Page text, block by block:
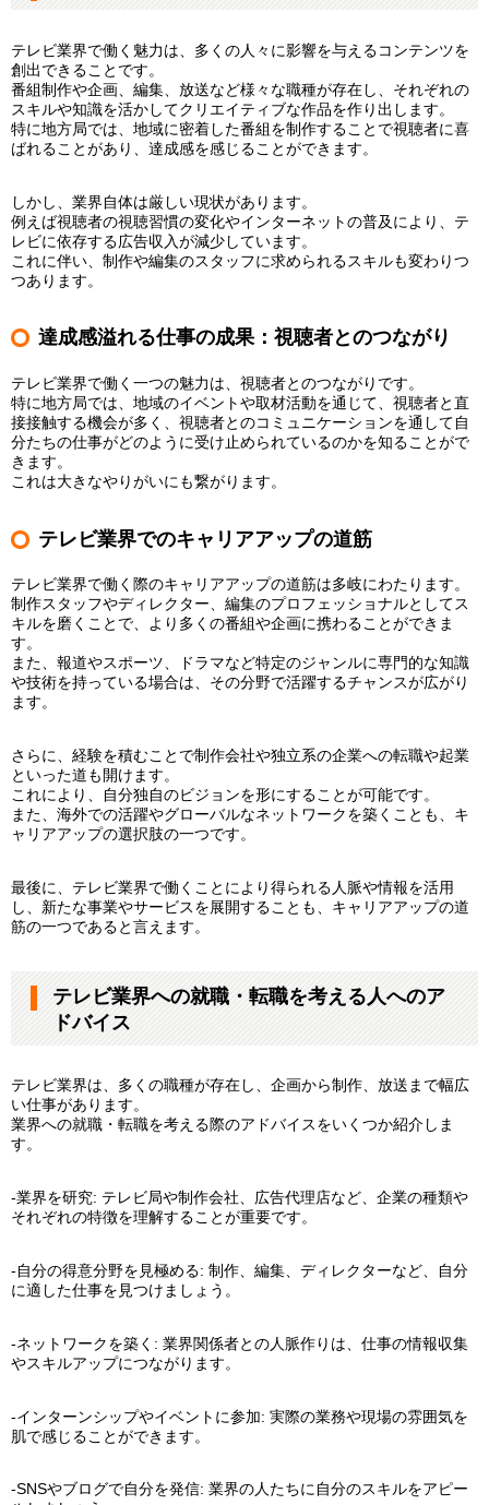
テレビ業界で働く魅力は、多くの人々に影響を与えるコンテンツを
創出できることです。
番組制作や企画、編集、放送など様々な職種が存在し、それぞれの
スキルや知識を活かしてクリエイティブな作品を作り出します。
特に地方局では、地域に密着した番組を制作することで視聴者に喜
ばれることがあり、達成感を感じることができます。
しかし、業界自体は厳しい現状があります。
例えば視聴者の視聴習慣の変化やインターネットの普及により、テ
レビに依存する広告収入が減少しています。
これに伴い、制作や編集のスタッフに求められるスキルも変わりつ
つあります。
達成感溢れる仕事の成果：視聴者とのつながり
テレビ業界で働く一つの魅力は、視聴者とのつながりです。
特に地方局では、地域のイベントや取材活動を通じて、視聴者と直
接接触する機会が多く、視聴者とのコミュニケーションを通して自
分たちの仕事がどのように受け止められているのかを知ることがで
きます。
これは大きなやりがいにも繋がります。
テレビ業界でのキャリアアップの道筋
テレビ業界で働く際のキャリアアップの道筋は多岐にわたります。
制作スタッフやディレクター、編集のプロフェッショナルとしてス
キルを磨くことで、より多くの番組や企画に携わることができま
す。
また、報道やスポーツ、ドラマなど特定のジャンルに専門的な知識
や技術を持っている場合は、その分野で活躍するチャンスが広がり
ます。
さらに、経験を積むことで制作会社や独立系の企業への転職や起業
といった道も開けます。
これにより、自分独自のビジョンを形にすることが可能です。
また、海外での活躍やグローバルなネットワークを築くことも、キ
ャリアアップの選択肢の一つです。
最後に、テレビ業界で働くことにより得られる人脈や情報を活用
し、新たな事業やサービスを展開することも、キャリアアップの道
筋の一つであると言えます。
テレビ業界への就職・転職を考える人へのア
ドバイス
テレビ業界は、多くの職種が存在し、企画から制作、放送まで幅広
い仕事があります。
業界への就職・転職を考える際のアドバイスをいくつか紹介しま
す。
-業界を研究: テレビ局や制作会社、広告代理店など、企業の種類や
それぞれの特徴を理解することが重要です。
-自分の得意分野を見極める: 制作、編集、ディレクターなど、自分
に適した仕事を見つけましょう。
-ネットワークを築く: 業界関係者との人脈作りは、仕事の情報収集
やスキルアップにつながります。
-インターンシップやイベントに参加: 実際の業務や現場の雰囲気を
肌で感じることができます。
-SNSやブログで自分を発信: 業界の人たちに自分のスキルをアピー